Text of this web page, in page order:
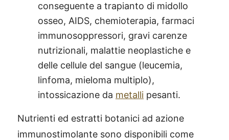
conseguente a trapianto di midollo
osseo, AIDS, chemioterapia, farmaci
immunosoppressori, gravi carenze
nutrizionali, malattie neoplastiche e
delle cellule del sangue (leucemia,
linfoma, mieloma multiplo),
intossicazione da metalli pesanti.
Nutrienti ed estratti botanici ad azione
immunostimolante sono disponibili come